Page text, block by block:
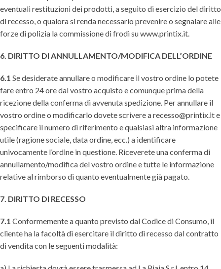
eventuali restituzioni dei prodotti, a seguito di esercizio del diritto
di recesso, o qualora si renda necessario prevenire o segnalare alle
forze di polizia la commissione di frodi su www.printix.it.
6. DIRITTO DI ANNULLAMENTO/MODIFICA DELL’ORDINE
6.1 Se desiderate annullare o modificare il vostro ordine lo potete
fare entro 24 ore dal vostro acquisto e comunque prima della
ricezione della conferma di avvenuta spedizione. Per annullare il
vostro ordine o modificarlo dovete scrivere a recesso@printix.it e
specificare il numero di riferimento e qualsiasi altra informazione
utile (ragione sociale, data ordine, ecc.) a identificare
univocamente l’ordine in questione. Riceverete una conferma di
annullamento/modifica del vostro ordine e tutte le informazione
relative al rimborso di quanto eventualmente già pagato.
7. DIRITTO DI RECESSO
7.1 Conformemente a quanto previsto dal Codice di Consumo, il
cliente ha la facoltà di esercitare il diritto di recesso dal contratto
di vendita con le seguenti modalità: